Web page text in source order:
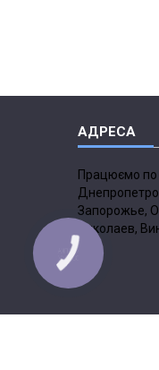
Працюємо по
Запорожье,
Николаев,
КНОПКА
ЗВ'ЯЗКУ